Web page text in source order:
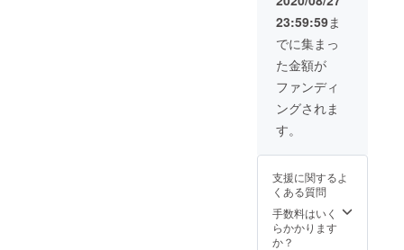
（ギフ
ト包装
ORジュ
エリー
クロ
ス） ※
在庫に
が変わ
る場合
がござ
いま
す。 ・
送料と
こと、
ご了承
くださ
い。 ・
素材
K10・
アコヤ
真珠・
イズ
0.6cm
H 約
1.9cm
（パー
H 約
4.8cm
（モ
チーフ
サイ
ズ：W
約
0.2cm
）
CAMPF
IRE限定
特典
（ギフ
ト包装
23:59:59ま
でに集まっ
た金額が
ファンディ
ングされま
す。
支援に関するよ
くある質問
手数料はいく
らかかります
か？